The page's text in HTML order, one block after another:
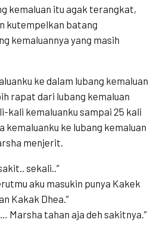
kemaluan itu agak terangkat,
kutempelkan batang
kemaluannya yang masih
ke dalam lubang kemaluan
rapat dari lubang kemaluan
kali kemaluanku sampai 25 kali
kemaluanku ke lubang kemaluan
menjerit.
sekali..”
aku masukin punya Kakek
Kakak Dhea.”
Marsha tahan aja deh sakitnya.”